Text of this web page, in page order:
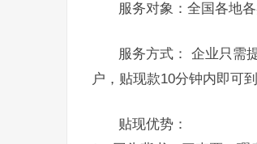
服务对象：全国各地
服务方式： 企业只需
户，贴现款10分钟内即可
贴现优势：